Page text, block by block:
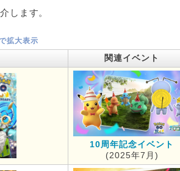
します。
拡大表示
関連イベント
10周年記念イベント
(2025年7月)